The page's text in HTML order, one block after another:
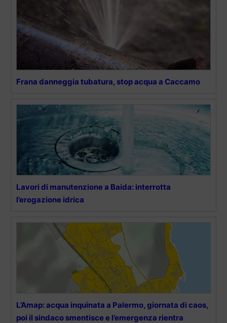
Frana danneggia tubatura, stop acqua a Caccamo
Lavori di manutenzione a Baida: interrotta
l’erogazione idrica
L’Amap: acqua inquinata a Palermo, giornata di caos,
poi il sindaco smentisce e l’emergenza rientra